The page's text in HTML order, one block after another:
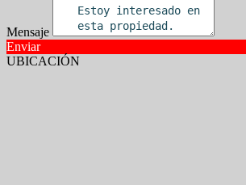
Mensaje
Enviar
UBICACIÓN